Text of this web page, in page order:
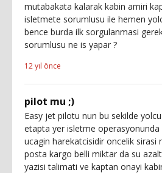
mutabakata kalarak kabin amiri
isletmete sorumlusu ile hemen
bence burda ilk sorgulanmasi
sorumlusu ne is yapar ?
12 yıl önce
pilot mu ;)
Easy jet pilotu nun bu sekilde
etapta yer isletme
ucagin harekatcisidir oncelik sirasi
posta kargo belli miktar da su
yazisi talimati ve kaptan onayi